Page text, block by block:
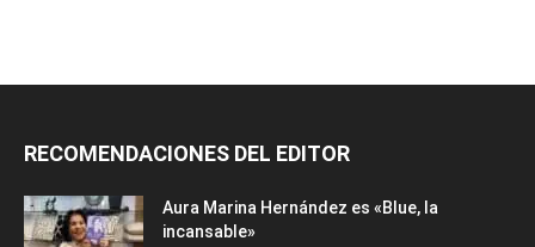
RECOMENDACIONES DEL EDITOR
Aura Marina Hernández es «Blue, la
incansable»